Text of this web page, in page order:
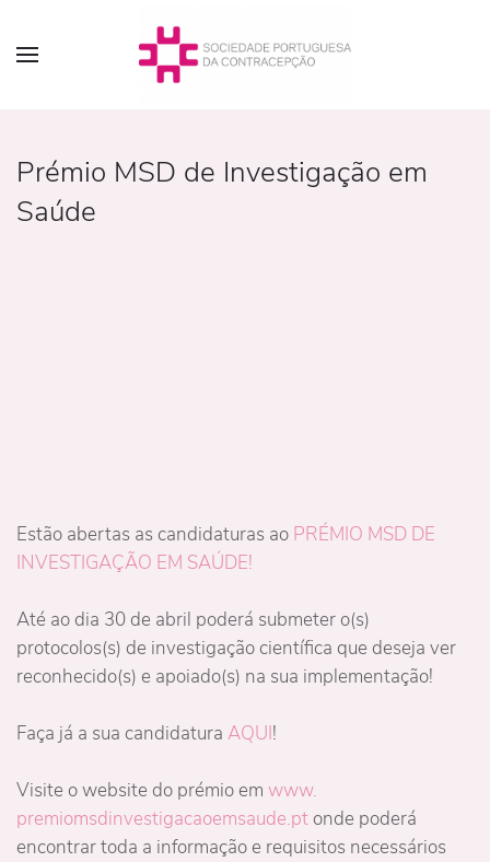
Prémio MSD de Investigação em
Saúde
Estão abertas as candidaturas ao PRÉMIO MSD DE
INVESTIGAÇÃO EM SAÚDE!
Até ao dia 30 de abril poderá submeter o(s)
protocolos(s) de investigação científica que deseja ver
reconhecido(s) e apoiado(s) na sua implementação!
Faça já a sua candidatura AQUI!
Visite o website do prémio em www.
premiomsdinvestigacaoemsaude.pt onde poderá
encontrar toda a informação e requisitos necessários